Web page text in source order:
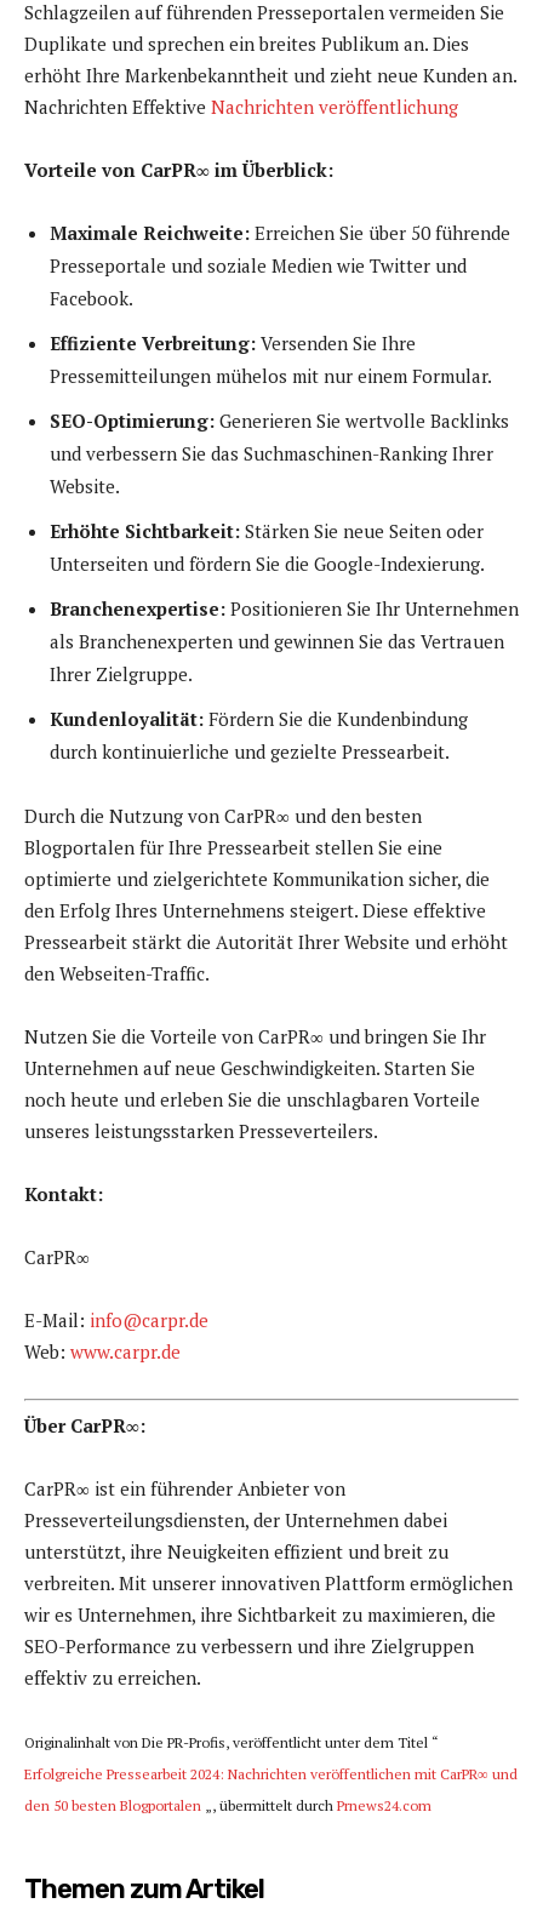
Schlagzeilen auf führenden Presseportalen vermeiden Sie
Duplikate und sprechen ein breites Publikum an. Dies
erhöht Ihre Markenbekanntheit und zieht neue Kunden an.
Nachrichten Effektive Nachrichten veröffentlichung
Vorteile von CarPR∞ im Überblick:
Maximale Reichweite: Erreichen Sie über 50 führende
Presseportale und soziale Medien wie Twitter und
Facebook.
Effiziente Verbreitung: Versenden Sie Ihre
Pressemitteilungen mühelos mit nur einem Formular.
SEO-Optimierung: Generieren Sie wertvolle Backlinks
und verbessern Sie das Suchmaschinen-Ranking Ihrer
Website.
Erhöhte Sichtbarkeit: Stärken Sie neue Seiten oder
Unterseiten und fördern Sie die Google-Indexierung.
Branchenexpertise: Positionieren Sie Ihr Unternehmen
als Branchenexperten und gewinnen Sie das Vertrauen
Ihrer Zielgruppe.
Kundenloyalität: Fördern Sie die Kundenbindung
durch kontinuierliche und gezielte Pressearbeit.
Durch die Nutzung von CarPR∞ und den besten
Blogportalen für Ihre Pressearbeit stellen Sie eine
optimierte und zielgerichtete Kommunikation sicher, die
den Erfolg Ihres Unternehmens steigert. Diese effektive
Pressearbeit stärkt die Autorität Ihrer Website und erhöht
den Webseiten-Traffic.
Nutzen Sie die Vorteile von CarPR∞ und bringen Sie Ihr
Unternehmen auf neue Geschwindigkeiten. Starten Sie
noch heute und erleben Sie die unschlagbaren Vorteile
unseres leistungsstarken Presseverteilers.
Kontakt:
CarPR∞
E-Mail: info@carpr.de
Web: www.carpr.de
Über CarPR∞:
CarPR∞ ist ein führender Anbieter von
Presseverteilungsdiensten, der Unternehmen dabei
unterstützt, ihre Neuigkeiten effizient und breit zu
verbreiten. Mit unserer innovativen Plattform ermöglichen
wir es Unternehmen, ihre Sichtbarkeit zu maximieren, die
SEO-Performance zu verbessern und ihre Zielgruppen
effektiv zu erreichen.
Originalinhalt von Die PR-Profis, veröffentlicht unter dem Titel “
Erfolgreiche Pressearbeit 2024: Nachrichten veröffentlichen mit CarPR∞ und
den 50 besten Blogportalen „, übermittelt durch Prnews24.com
Themen zum Artikel